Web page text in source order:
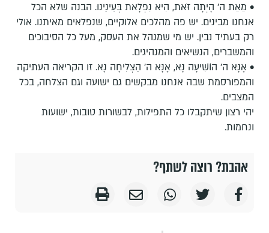
• מֵאֵת ה' הָיְתָה זֹּאת, הִיא נִפְלָאת בְּעֵינֵינוּ. הבנה שלא הכל
אנחנו מבינים. יש פה מהלכים אלוקיים, שנפלאים מאיתנו. אולי
רק בעתיד נבין. יש מי שמנהל את העסק, מעל כל הסיבוכים
והמשברים, הנשיאים והמנהיגים.
• אָנָּא ה' הוֹשִׁיעָה נָּא, אָנָּא ה' הַצְלִיחָה נָא. זו הקריאה העתיקה
והמפורסמת שבה אנחנו מבקשים גם ישועה וגם הצלחה, בכל
המצבים.
יהי רצון שיתקבלו כל התפילות, לבשורות טובות, ישועות
ונחמות.
אהבת? רוצה לשתף?